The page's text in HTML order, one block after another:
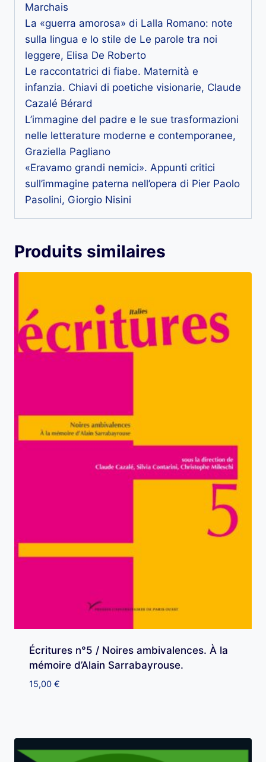
Marchais
La «guerra amorosa» di Lalla Romano: note
sulla lingua e lo stile de Le parole tra noi
leggere, Elisa De Roberto
Le raccontatrici di fiabe. Maternità e
infanzia. Chiavi di poetiche visionarie, Claude
Cazalé Bérard
L’immagine del padre e le sue trasformazioni
nelle letterature moderne e contemporanee,
Graziella Pagliano
«Eravamo grandi nemici». Appunti critici
sull’immagine paterna nell’opera di Pier Paolo
Pasolini, Giorgio Nisini
Produits similaires
Écritures n°5 / Noires ambivalences. À la
mémoire d’Alain Sarrabayrouse.
15,00 €